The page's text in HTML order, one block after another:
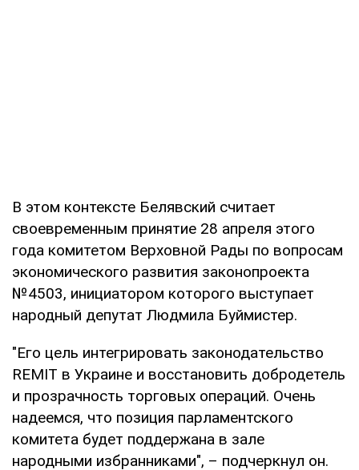
В этом контексте Белявский считает
своевременным принятие 28 апреля этого
года комитетом Верховной Рады по вопросам
экономического развития законопроекта
№4503, инициатором которого выступает
народный депутат Людмила Буймистер.
"Его цель интегрировать законодательство
REMIT в Украине и восстановить добродетель
и прозрачность торговых операций. Очень
надеемся, что позиция парламентского
комитета будет поддержана в зале
народными избранниками", – подчеркнул он.